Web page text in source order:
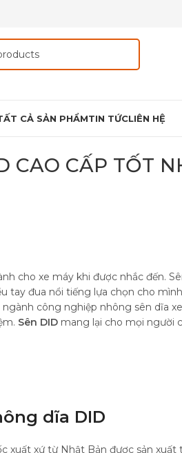
CẢ SẢN PHẨMTIN TỨCLIÊN HỆ
CAO CẤP TỐT
cho xe máy khi được nhắc đến.
tay đua nổi tiếng lựa chọn cho
công nghiệp nhông sên dĩa
Sên DID mang lại cho mọi người
dĩa DID
xuất xứ từ Nhật Bản được sản